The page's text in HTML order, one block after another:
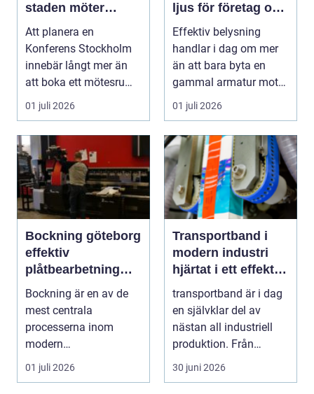
staden möter
skärgård och
landsbygd
Att planera en
Konferens Stockholm
innebär långt mer än
att boka ett mötesrum
och ordna fika. Företa...
01 juli 2026
ljus för företag och
fastigheter
Effektiv belysning
handlar i dag om mer
än att bara byta en
gammal armatur mot
en ny. Företag, bosta...
01 juli 2026
Bockning göteborg
effektiv
plåtbearbetning
med precision
Bockning är en av de
mest centrala
processerna inom
modern
plåtbearbetning. I en
01 juli 2026
Transportband i
modern industri
hjärtat i ett effektivt
flöde
transportband är i dag
en självklar del av
nästan all industriell
produktion. Från
stenbrott och åte...
30 juni 2026